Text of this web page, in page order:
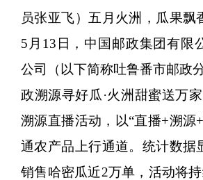
员张亚飞）五月火洲，瓜果飘
5月13日，中国邮政集团有限
公司（以下简称吐鲁番市邮政
政溯源寻好瓜·火洲甜蜜送万
溯源直播活动，以“直播+溯源
通农产品上行通道。统计数据
销售哈密瓜近2万单，活动将